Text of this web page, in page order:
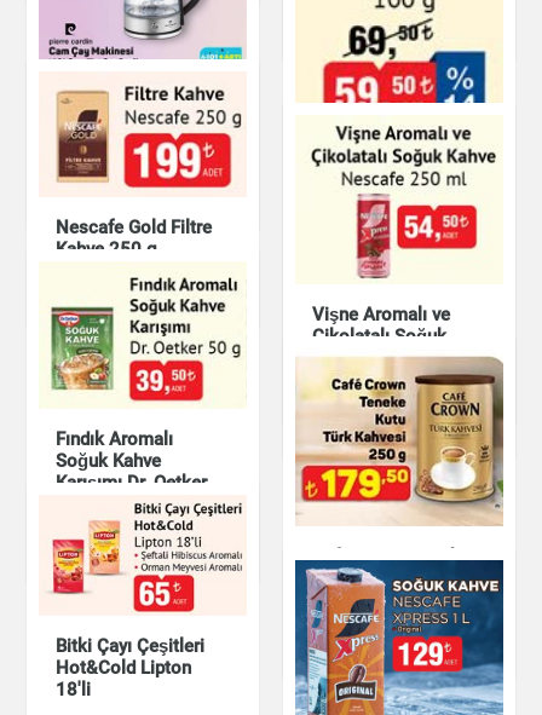
Çay & Kahve & Şeker
Pierre Cardin Cam
Çay Makinesi
Türk Kahvesi
Abdullah Efendi 100
Çay & Kahve & Şeker
Nescafe Gold Filtre
Kahve 250 g
Çay & Kahve & Şeker
Vişne Aromalı ve
Çikolatalı Soğuk
Kahve Nescafe 250
ml
Çay & Kahve & Şeker
Fındık Aromalı
Soğuk Kahve
Karışımı Dr. Oetker
Çay & Kahve & Şeker
Café Crown Teneke
Kutu Türk Kahvesi
250 g
Çay & Kahve & Şeker
Bitki Çayı Çeşitleri
Hot&Cold Lipton
18'li